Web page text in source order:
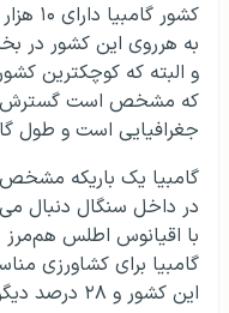
به هرروی این کشور در
و البته که کوچکترین
که مشخص است گسترش
جغرافیایی است و طول گامبیا به ۳۲۰
گامبیا یک باریکه
در داخل سنگال دنبال
این کشور و ۲۸ درصد دیگر حالت جنگلی دارد.